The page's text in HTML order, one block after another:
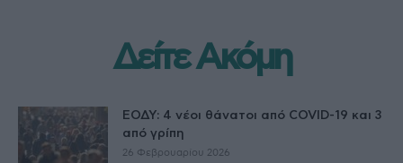
Δείτε Ακόμη
ΕΟΔΥ: 4 νέοι θάνατοι από COVID-19 και 3
από γρίπη
26 Φεβρουαρίου 2026